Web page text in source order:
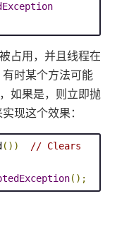
占用，并且线程在
时某个方法可能
如果是，则立即抛
现这个效果：
())
// Clears
();